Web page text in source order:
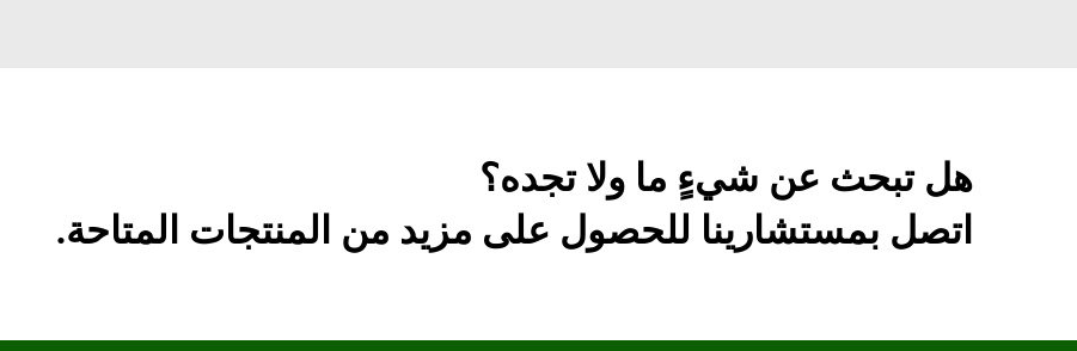
هل تبحث عن شيءٍ ما ولا تجده؟
اتصل بمستشارينا للحصول على مزيد من المنتجات المتاحة.